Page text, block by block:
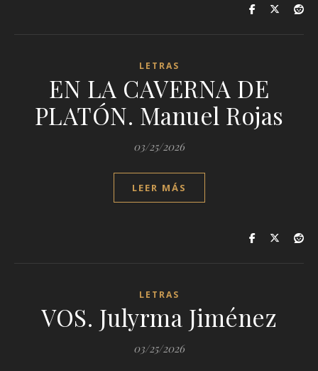
LETRAS
EN LA CAVERNA DE
PLATÓN. Manuel Rojas
03/25/2026
LEER MÁS
LETRAS
VOS. Julyrma Jiménez
03/25/2026